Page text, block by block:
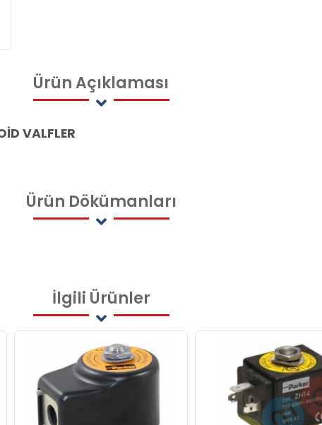
ÜrünAçıklaması
VALFLER
Ürün Dökümanları
İlgili Ürünler